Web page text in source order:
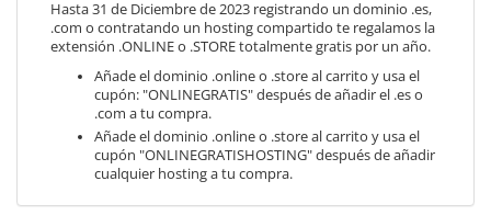
Hasta 31 de Diciembre de 2023 registrando un dominio .es,
.com o contratando un hosting compartido te regalamos la
extensión .ONLINE o .STORE totalmente gratis por un año.
Añade el dominio .online o .store al carrito y usa el
cupón: "ONLINEGRATIS" después de añadir el .es o
.com a tu compra.
Añade el dominio .online o .store al carrito y usa el
cupón "ONLINEGRATISHOSTING" después de añadir
cualquier hosting a tu compra.